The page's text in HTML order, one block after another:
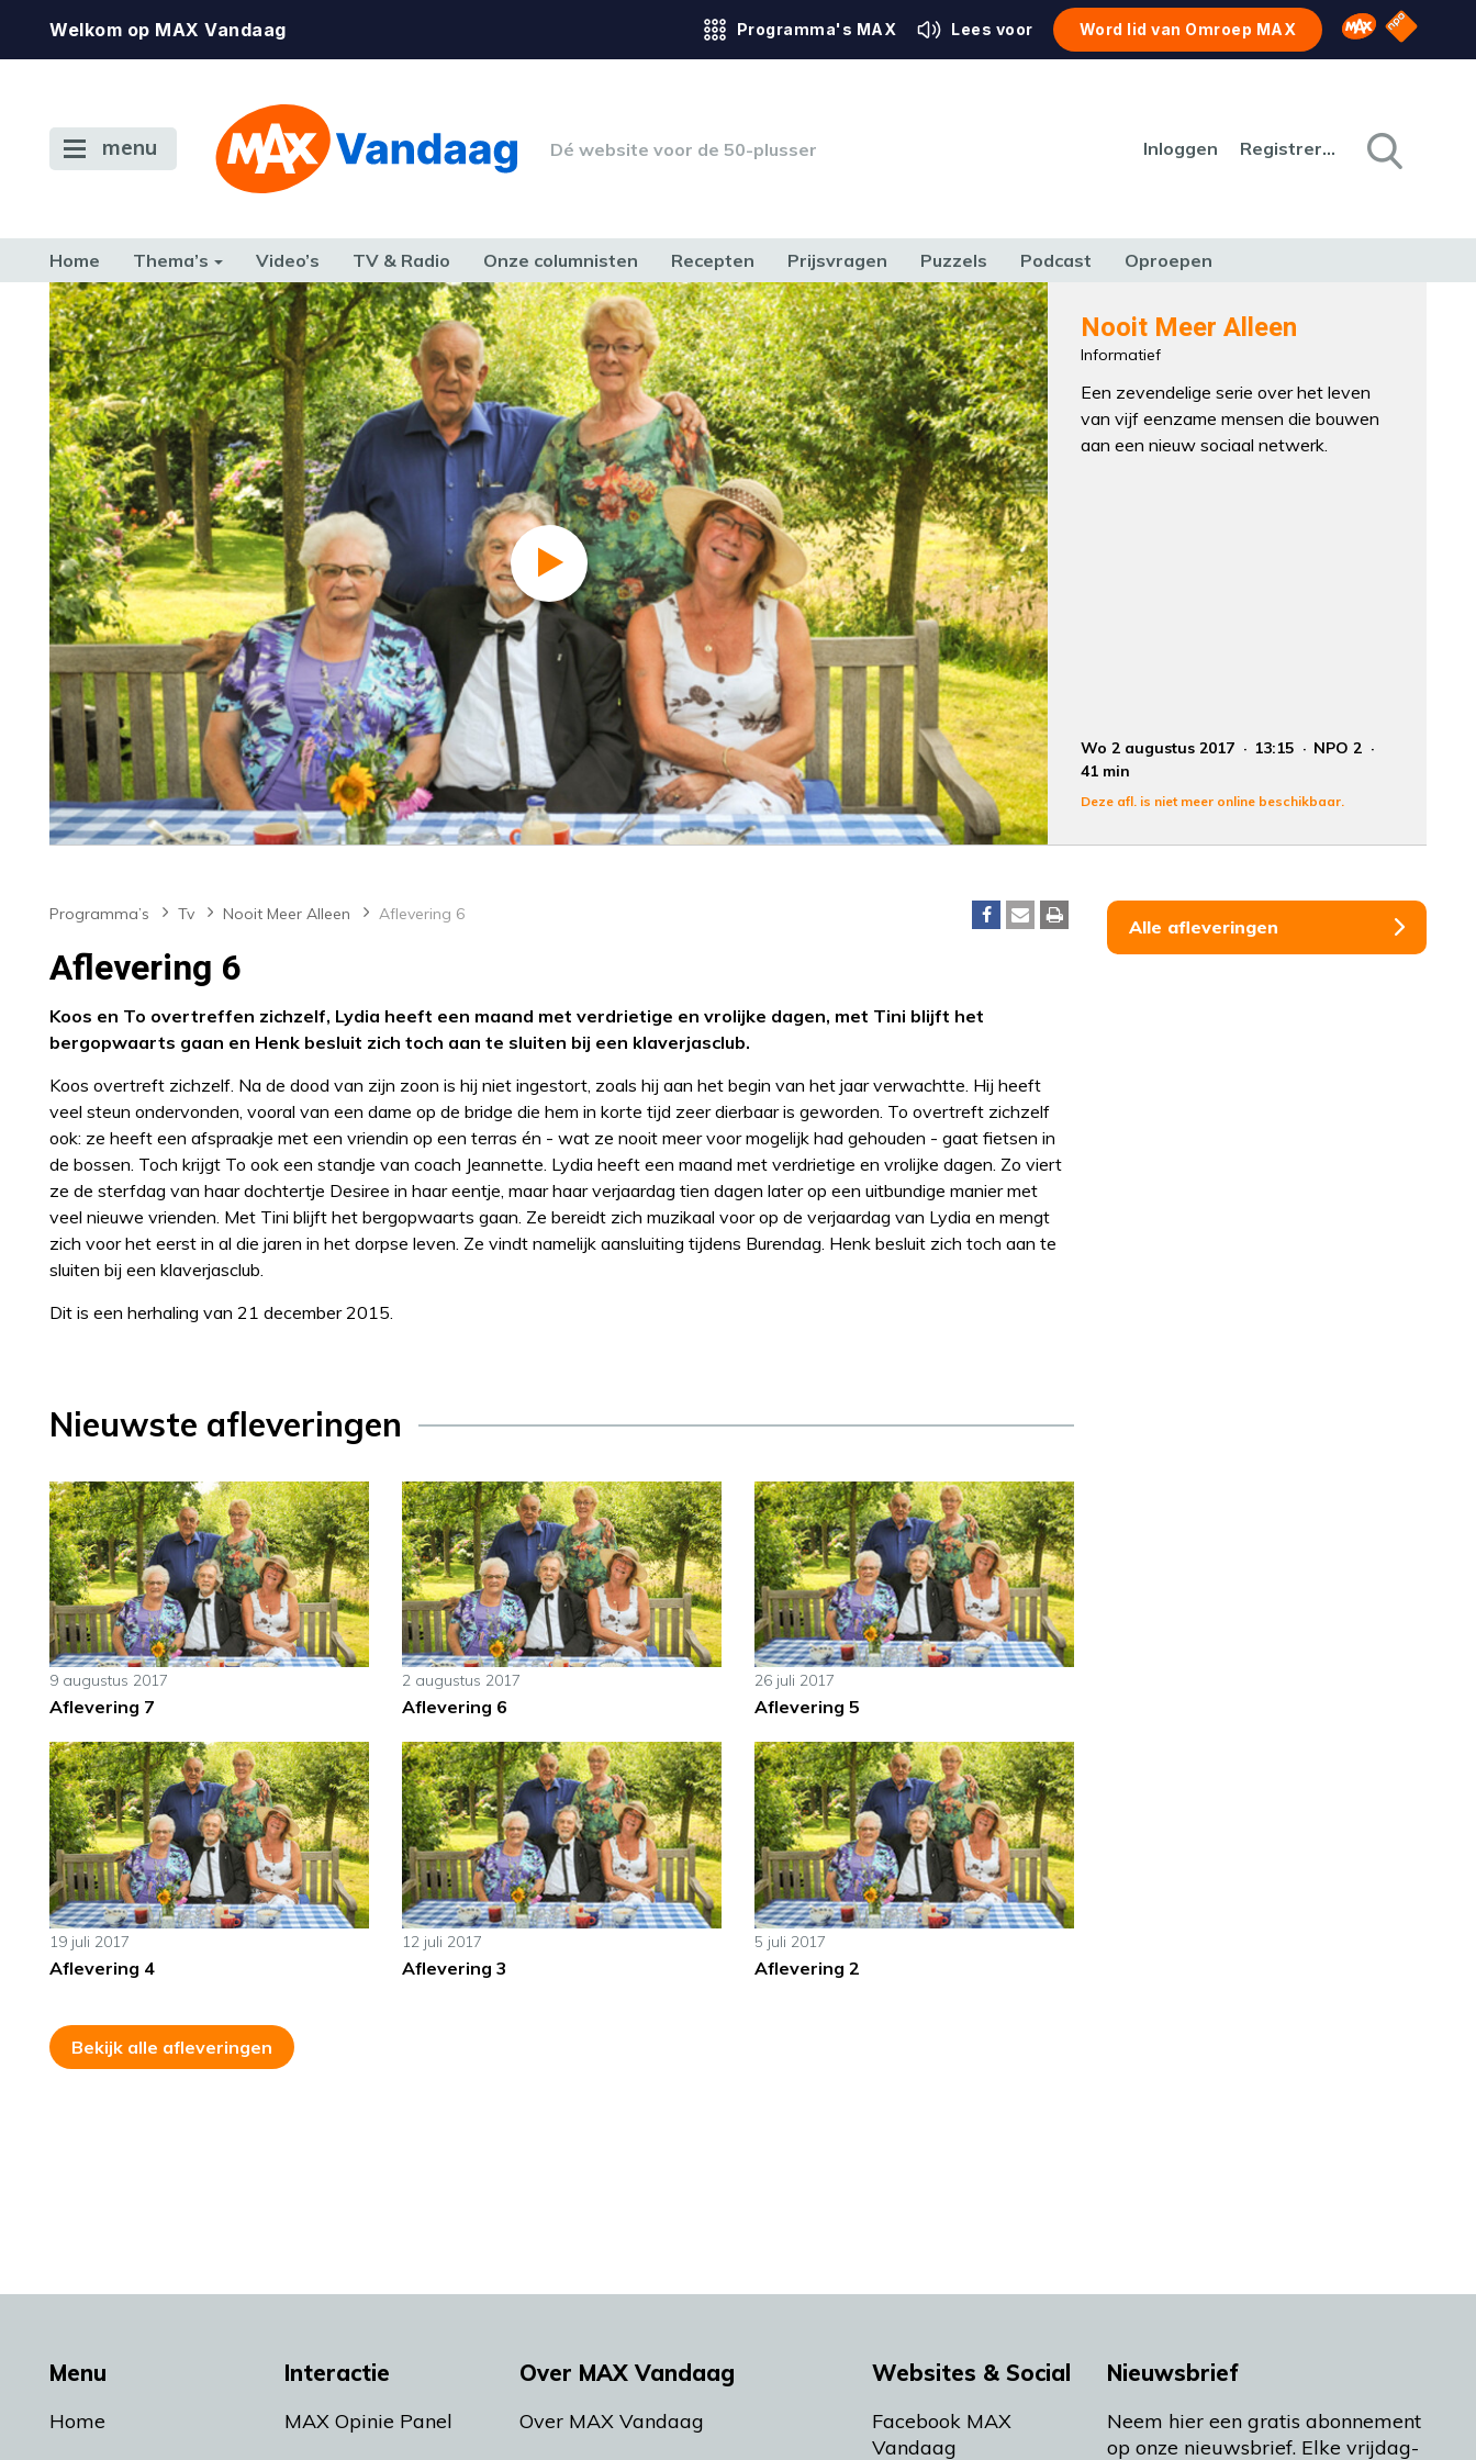
Welkom op MAX Vandaag Programma's MAX Lees voor Word lid van Omroep MAX Omroep MAX
NPO
menu Dé website voor de 50-plusser Inloggen Registreren
Home Thema’s Video’s TV & Radio Onze columnisten Recepten Prijsvragen Puzzels Podcast Oproepen
CONSUMENT ETEN & DRINKEN FAMILIE & RELATIE GELD, WERK & RECHT GEZONDHEID & SPORT HUIS, TUIN & HOBBY MEDIA & CULTUUR
TERUG NAAR TOEN Nooit Meer Alleen
Informatief
Een zevendelige serie over het leven
van vijf eenzame mensen die bouwen
aan een nieuw sociaal netwerk.
Wo 2 augustus 2017 13:15
NPO 2
41 min
Deze afl. is niet meer online beschikbaar.
Programma’s Tv Nooit Meer Alleen Aflevering 6
Aflevering 6
Koos en To overtreffen zichzelf, Lydia heeft een maand met verdrietige en vrolijke dagen, met Tini blijft het
bergopwaarts gaan en Henk besluit zich toch aan te sluiten bij een klaverjasclub.
Koos overtreft zichzelf. Na de dood van zijn zoon is hij niet ingestort, zoals hij aan het begin van het jaar verwachtte. Hij heeft
veel steun ondervonden, vooral van een dame op de bridge die hem in korte tijd zeer dierbaar is geworden. To overtreft zichzelf
ook: ze heeft een afspraakje met een vriendin op een terras én - wat ze nooit meer voor mogelijk had gehouden - gaat fietsen in
de bossen. Toch krijgt To ook een standje van coach Jeannette. Lydia heeft een maand met verdrietige en vrolijke dagen. Zo viert
ze de sterfdag van haar dochtertje Desiree in haar eentje, maar haar verjaardag tien dagen later op een uitbundige manier met
veel nieuwe vrienden. Met Tini blijft het bergopwaarts gaan. Ze bereidt zich muzikaal voor op de verjaardag van Lydia en mengt
zich voor het eerst in al die jaren in het dorpse leven. Ze vindt namelijk aansluiting tijdens Burendag. Henk besluit zich toch aan te
sluiten bij een klaverjasclub.
Dit is een herhaling van 21 december 2015.
Nieuwste afleveringen
9 augustus 2017
Aflevering 7
2 augustus 2017
Aflevering 6
26 juli 2017
Aflevering 5
19 juli 2017
Aflevering 4
12 juli 2017
Aflevering 3
5 juli 2017
Aflevering 2
Bekijk alle afleveringen
Alle afleveringen
Menu
Home
Interactie
MAX Opinie Panel
Over MAX Vandaag
Over MAX Vandaag
Websites & Social
Facebook MAX
Vandaag
Nieuwsbrief
Neem hier een gratis abonnement
op onze nieuwsbrief. Elke vrijdag-